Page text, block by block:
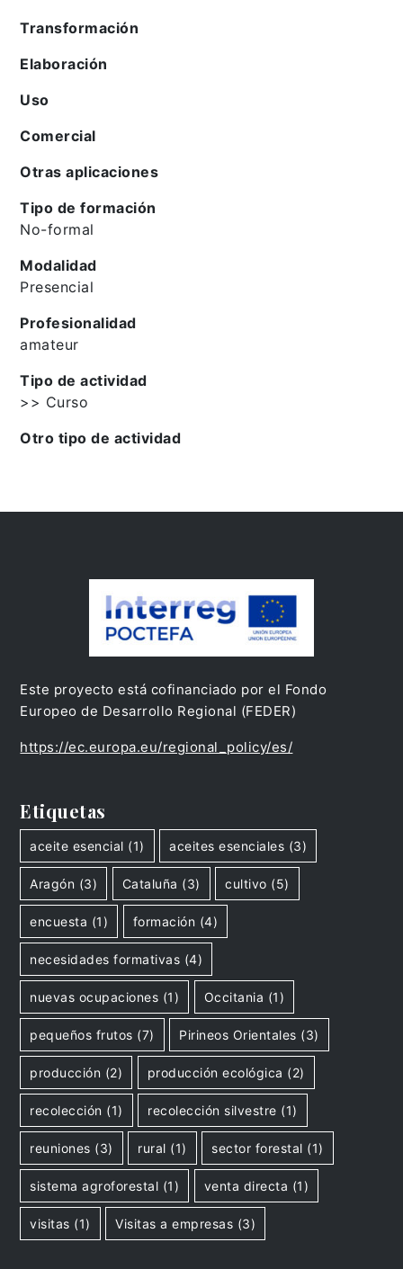
Transformación
Elaboración
Uso
Comercial
Otras aplicaciones
Tipo de formación
No-formal
Modalidad
Presencial
Profesionalidad
amateur
Tipo de actividad
>> Curso
Otro tipo de actividad
Este proyecto está cofinanciado por el Fondo
Europeo de Desarrollo Regional (FEDER)
https://ec.europa.eu/regional_policy/es/
Etiquetas
aceite esencial (1) aceites esenciales (3)
Aragón (3) Cataluña (3) cultivo (5)
encuesta (1) formación (4)
necesidades formativas (4)
nuevas ocupaciones (1) Occitania (1)
pequeños frutos (7) Pirineos Orientales (3)
producción (2) producción ecológica (2)
recolección (1) recolección silvestre (1)
reuniones (3) rural (1) sector forestal (1)
sistema agroforestal (1) venta directa (1)
visitas (1) Visitas a empresas (3)